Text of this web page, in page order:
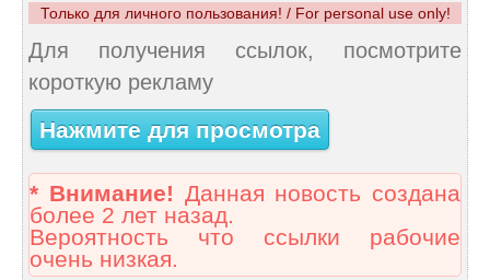
Только для личного пользования! / For personal use only!
Для получения ссылок, посмотрите
короткую рекламу
Нажмите для просмотра
* Внимание! Данная новость создана
более 2 лет назад.
Вероятность что ссылки рабочие
очень низкая.